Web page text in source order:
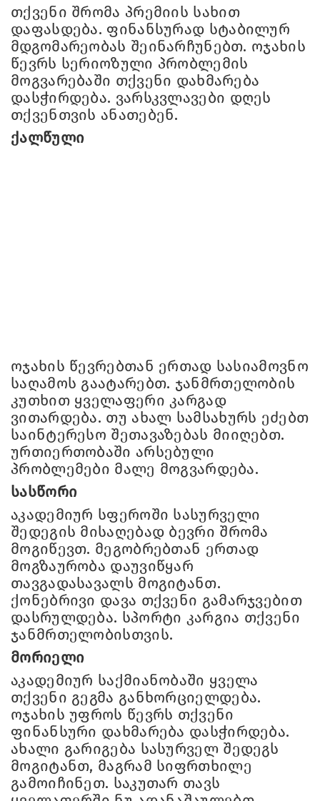
თქვენი შრომა პრემიის სახით
დაფასდება. ფინანსურად სტაბილურ
მდგომარეობას შეინარჩუნებთ. ოჯახის
წევრს სერიოზული პრობლემის
მოგვარებაში თქვენი დახმარება
დასჭირდება. ვარსკვლავები დღეს
თქვენთვის ანათებენ.
ქალწული
ოჯახის წევრებთან ერთად სასიამოვნო
საღამოს გაატარებთ. ჯანმრთელობის
კუთხით ყველაფერი კარგად
ვითარდება. თუ ახალ სამსახურს ეძებთ
საინტერესო შეთავაზებას მიიღებთ.
ურთიერთობაში არსებული
პრობლემები მალე მოგვარდება.
სასწორი
აკადემიურ სფეროში სასურველი
შედეგის მისაღებად ბევრი შრომა
მოგიწევთ. მეგობრებთან ერთად
მოგზაურობა დაუვიწყარ
თავგადასავალს მოგიტანთ.
ქონებრივი დავა თქვენი გამარჯვებით
დასრულდება. სპორტი კარგია თქვენი
ჯანმრთელობისთვის.
მორიელი
აკადემიურ საქმიანობაში ყველა
თქვენი გეგმა განხორციელდება.
ოჯახის უფროს წევრს თქვენი
ფინანსური დახმარება დასჭირდება.
ახალი გარიგება სასურველ შედეგს
მოგიტანთ, მაგრამ სიფრთხილე
გამოიჩინეთ. საკუთარ თავს